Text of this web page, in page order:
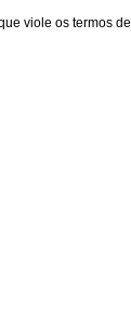
viole os termos de